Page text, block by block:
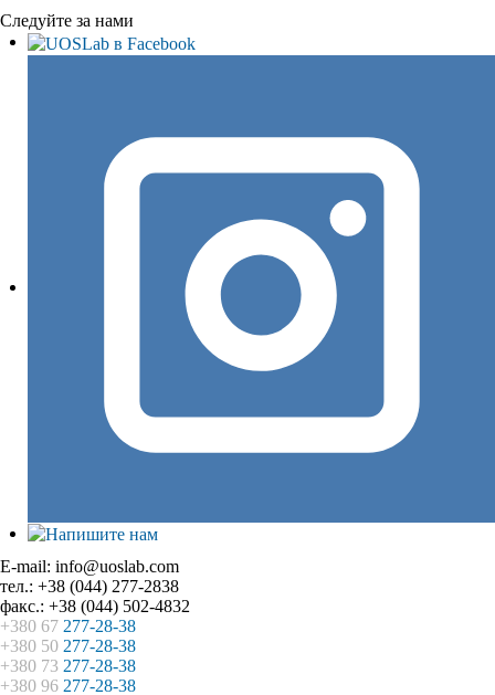
Следуйте за нами
E-mail: info@uoslab.com
тел.: +38 (044) 277-2838
факс.: +38 (044) 502-4832
+380 67 277-28-38
+380 50 277-28-38
+380 73 277-28-38
+380 96 277-28-38